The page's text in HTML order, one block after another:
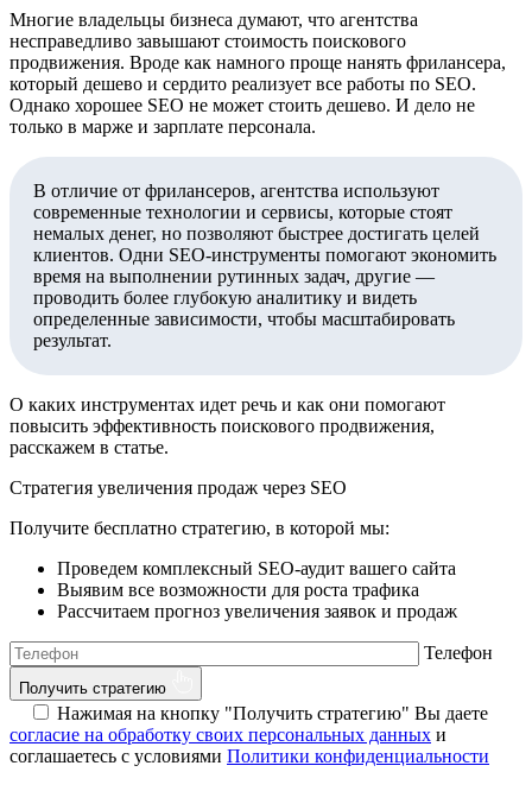
Многие владельцы бизнеса думают, что агентства
несправедливо завышают стоимость поискового
продвижения. Вроде как намного проще нанять фрилансера,
который дешево и сердито реализует все работы по SEO.
Однако хорошее SEO не может стоить дешево. И дело не
только в марже и зарплате персонала.
В отличие от фрилансеров, агентства используют
современные технологии и сервисы, которые стоят
немалых денег, но позволяют быстрее достигать целей
клиентов. Одни SEO-инструменты помогают экономить
время на выполнении рутинных задач, другие —
проводить более глубокую аналитику и видеть
определенные зависимости, чтобы масштабировать
результат.
О каких инструментах идет речь и как они помогают
повысить эффективность поискового продвижения,
расскажем в статье.
Стратегия увеличения продаж через SEO
Получите бесплатно стратегию, в которой мы:
Проведем комплексный SEO-аудит вашего сайта
Выявим все возможности для роста трафика
Рассчитаем прогноз увеличения заявок и продаж
Телефон
Получить стратегию
Нажимая на кнопку "Получить стратегию" Вы даете
согласие на обработку своих персональных данных и
соглашаетесь с условиями Политики конфиденциальности